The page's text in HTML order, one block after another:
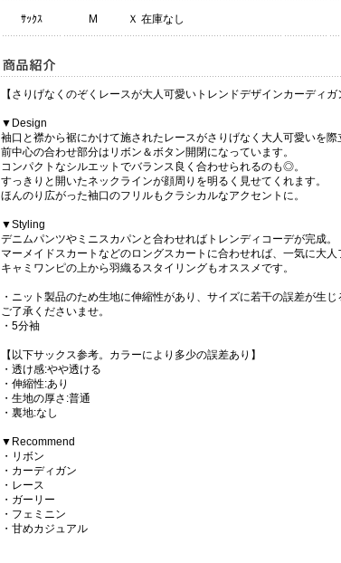
ｻｯｸｽ M Ｘ 在庫なし
【さりげなくのぞくレースが大人可愛いトレンドデザインカーディガ
▼Design
袖口と襟から裾にかけて施されたレースがさりげなく大人可愛いを際
前中心の合わせ部分はリボン＆ボタン開閉になっています。
コンパクトなシルエットでバランス良く合わせられるのも◎。
すっきりと開いたネックラインが顔周りを明るく見せてくれます。
ほんのり広がった袖口のフリルもクラシカルなアクセントに。
▼Styling
デニムパンツやミニスカパンと合わせればトレンディコーデが完成。
マーメイドスカートなどのロングスカートに合わせれば、一気に大人
キャミワンピの上から羽織るスタイリングもオススメです。
・ニット製品のため生地に伸縮性があり、サイズに若干の誤差が生
ご了承くださいませ。
・5分袖
【以下サックス参考。カラーにより多少の誤差あり】
・透け感:やや透ける
・伸縮性:あり
・生地の厚さ:普通
・裏地:なし
▼Recommend
・リボン
・カーディガン
・レース
・ガーリー
・フェミニン
・甘めカジュアル